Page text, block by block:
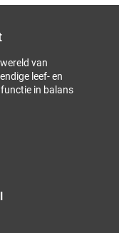
van
leef- en
in balans